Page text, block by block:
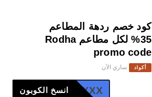
كود خصم ردهة المطاعم
35% لكل مطاعم Rodha
promo code
أكواد ساري الآن
XXX انسخ الكوبون